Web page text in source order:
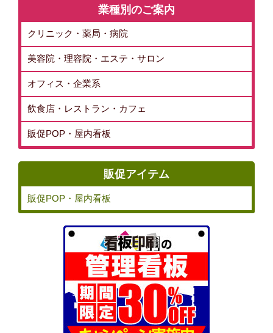
業種別のご案内
クリニック・薬局・病院
美容院・理容院・エステ・サロン
オフィス・企業系
飲食店・レストラン・カフェ
販促POP・屋内看板
販促アイテム
販促POP・屋内看板